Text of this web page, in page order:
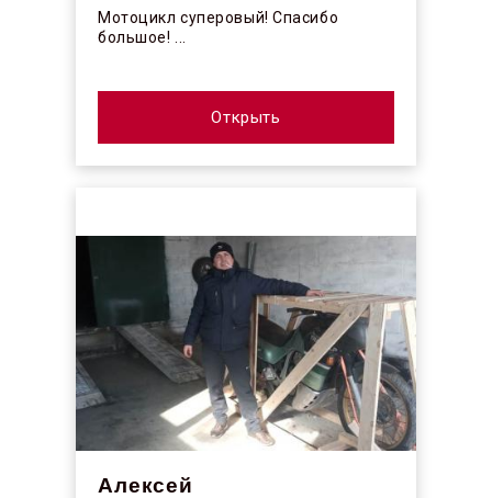
Мотоцикл суперовый! Спасибо
большое! ...
Открыть
Алексей